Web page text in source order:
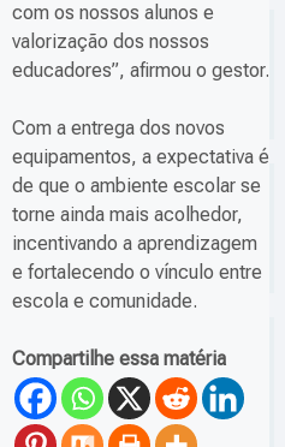
com os nossos alunos e
valorização dos nossos
educadores”, afirmou o gestor.
Com a entrega dos novos
equipamentos, a expectativa é
de que o ambiente escolar se
torne ainda mais acolhedor,
incentivando a aprendizagem
e fortalecendo o vínculo entre
escola e comunidade.
Compartilhe essa matéria